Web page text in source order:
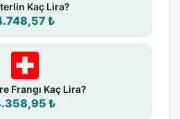
Kaç Lira?
₺
Frangı Kaç Lira?
₺